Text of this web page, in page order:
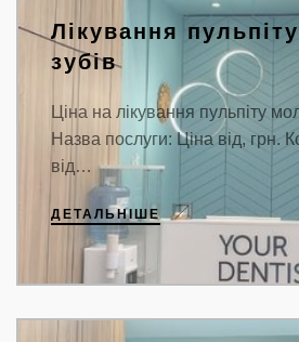
Лікування
зубів
Ціна на лікування пульпіту
Назва послуги: Ціна від, грн.
від…
ДЕТАЛЬНІШЕ